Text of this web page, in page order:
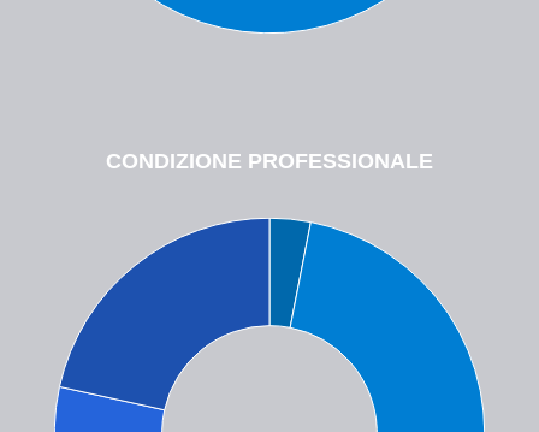
CONDIZIONE PROFESSIONALE